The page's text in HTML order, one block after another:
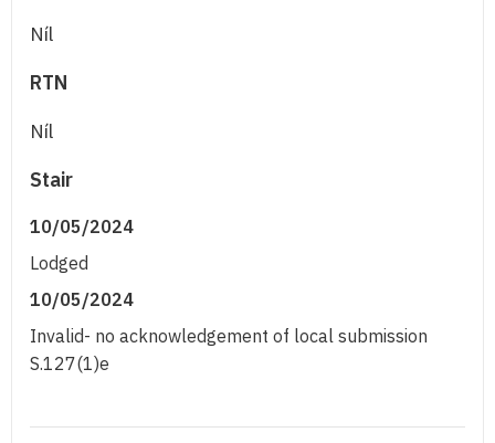
Níl
RTN
Níl
Stair
10/05/2024
Lodged
10/05/2024
Invalid- no acknowledgement of local submission
S.127(1)e